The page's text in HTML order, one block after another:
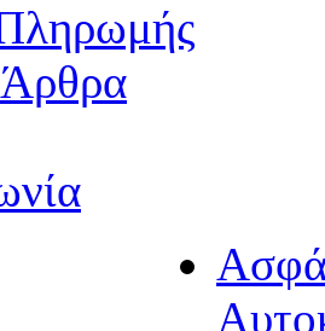
Άρθρα